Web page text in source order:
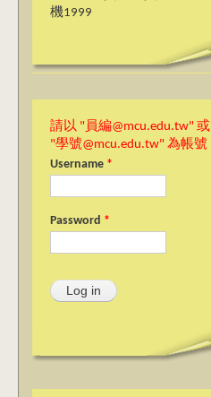
機1999
請以 "員編@mcu.edu.tw" 或
"學號@mcu.edu.tw" 為帳號
Username *
Password *